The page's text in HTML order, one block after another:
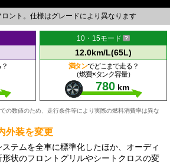
ント。仕様はグレードにより異なります
10・15モード
12.0km/L(65L)
満タンでどこまで走る？
（燃費×タンク容量）
780 km
の数値のため、走行条件等により実際の燃料消費率は異な
外装を変更
テムを全車に標準化したほか、オーディ
状のフロントグリルやシートクロスの変